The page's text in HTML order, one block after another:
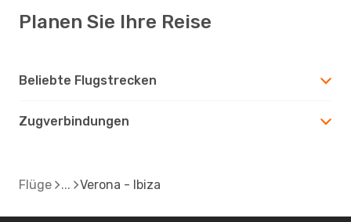
Planen Sie Ihre Reise
Beliebte Flugstrecken
Zugverbindungen
Flüge Verona - Ibiza